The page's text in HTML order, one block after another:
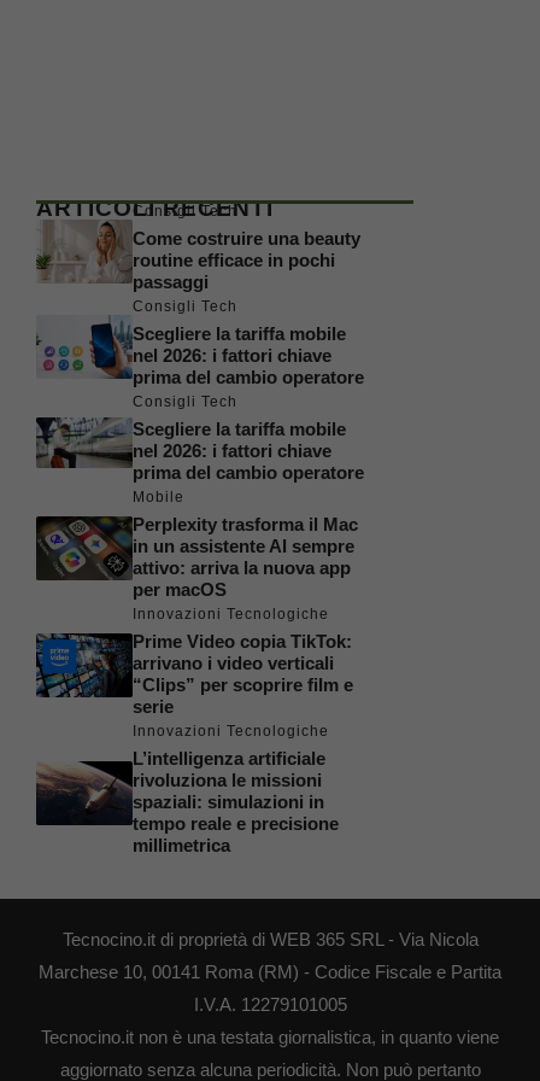
ARTICOLI RECENTI
Consigli Tech
Come costruire una beauty
routine efficace in pochi
passaggi
Consigli Tech
Scegliere la tariffa mobile
nel 2026: i fattori chiave
prima del cambio operatore
Consigli Tech
Scegliere la tariffa mobile
nel 2026: i fattori chiave
prima del cambio operatore
Mobile
Perplexity trasforma il Mac
in un assistente AI sempre
attivo: arriva la nuova app
per macOS
Innovazioni Tecnologiche
Prime Video copia TikTok:
arrivano i video verticali
“Clips” per scoprire film e
serie
Innovazioni Tecnologiche
L’intelligenza artificiale
rivoluziona le missioni
spaziali: simulazioni in
tempo reale e precisione
millimetrica
Tecnocino.it di proprietà di WEB 365 SRL - Via Nicola
Marchese 10, 00141 Roma (RM) - Codice Fiscale e Partita
I.V.A. 12279101005
Tecnocino.it non è una testata giornalistica, in quanto viene
aggiornato senza alcuna periodicità. Non può pertanto